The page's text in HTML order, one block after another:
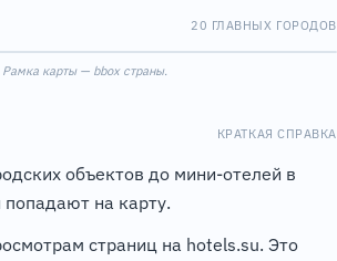
20 ГЛАВНЫХ ГОРОДОВ
Рамка карты — bbox страны.
КРАТКАЯ СПРАВКА
объектов до мини-отелей в
на карту.
страниц на hotels.su. Это